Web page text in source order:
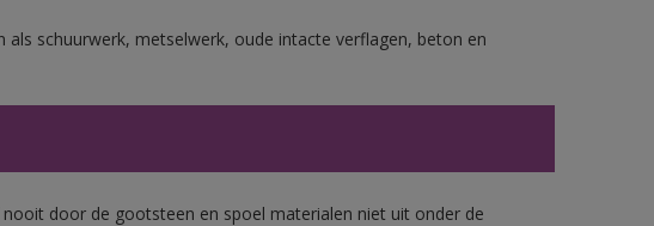
als schuurwerk, metselwerk, oude intacte verflagen, beton en
door de gootsteen en spoel materialen niet uit onder de